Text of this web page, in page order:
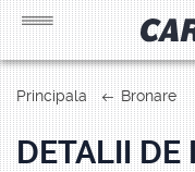
Principala Bronare
DETALII DE